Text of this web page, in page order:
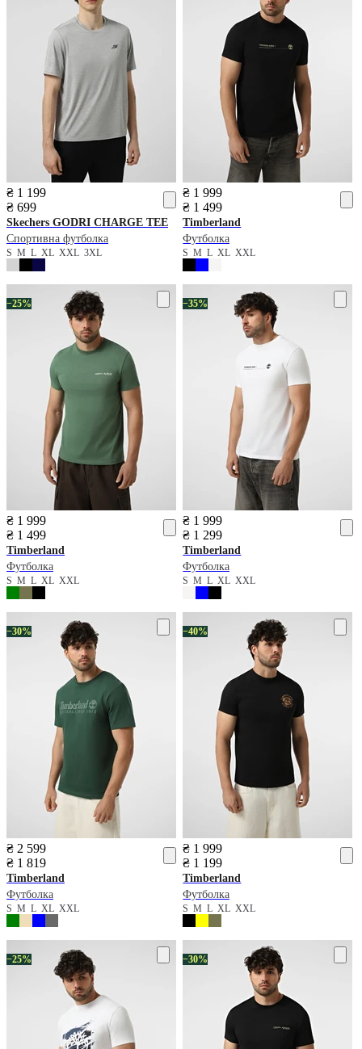
₴ 1 199
₴ 699
Skechers GODRI CHARGE TEE
Спортивна футболка
S M L XL XXL 3XL
₴ 1 999
₴ 1 499
Timberland
Футболка
SMLXLXXL
−25%
₴ 1 999
₴ 1 499
Timberland
Футболка
S M L XL XXL
−35%
₴ 1 999
₴ 1 299
Timberland
Футболка
SMLXLXXL
−30%
₴ 2 599
₴ 1 819
Timberland
Футболка
S M L XL XXL
−40%
₴ 1 999
₴ 1 199
Timberland
Футболка
SMLXLXXL
−25% −30%